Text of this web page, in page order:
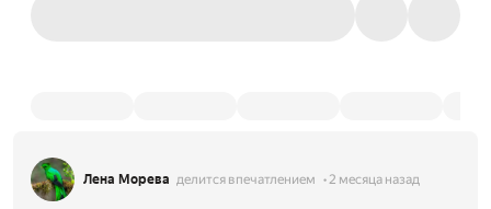
Лена Морева делится впечатлением 2 месяца назад